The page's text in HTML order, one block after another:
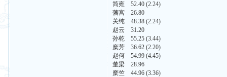
简雍 52.40 (2.24)
藩宫 26.80
关纯 48.38 (2.24)
赵云 31.20
孙乾 55.25 (3.44)
糜芳 36.62 (2.20)
赵何 54.99 (4.45)
董梁 28.96
糜竺 44.96 (3.36)